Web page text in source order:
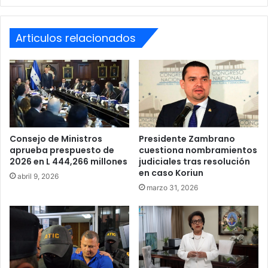
en
Dios
Articulos relacionados
Consejo de Ministros
aprueba prespuesto de
2026 en L 444,266 millones
abril 9, 2026
Presidente Zambrano
cuestiona nombramientos
judiciales tras resolución
en caso Koriun
marzo 31, 2026